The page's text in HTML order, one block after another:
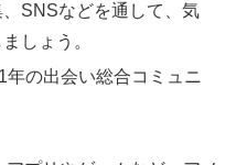
SNSなどを通して、気
しょう。
の出会い総合コミュニ